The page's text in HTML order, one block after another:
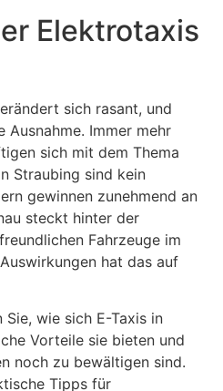
Elektrotaxis
sich rasant, und
Immer mehr
sich mit dem Thema
Straubing sind kein
gewinnen zunehmend an
steckt hinter der
Fahrzeuge im
hat das auf
wie sich E-Taxis in
Vorteile sie bieten und
noch zu bewältigen sind.
Tipps für